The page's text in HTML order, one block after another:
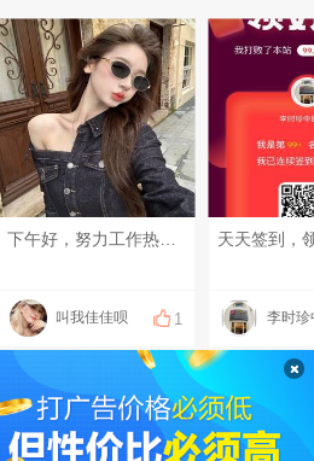
下午好，努力工作热爱生活❤️ ​不争，以退为进；不理，沉默是金；不怒，放过自己。
叫我佳佳呗 1